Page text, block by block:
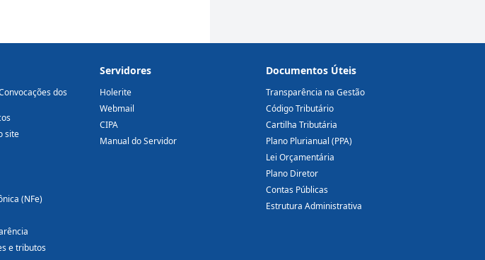
dos
site
(NFe)
e tributos
Servidores
Holerite
Webmail
CIPA
Manual do Servidor
Documentos Úteis
Transparência na Gestão
Código Tributário
Cartilha Tributária
Plano Plurianual (PPA)
Lei Orçamentária
Plano Diretor
Contas Públicas
Estrutura Administrativa